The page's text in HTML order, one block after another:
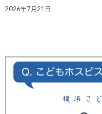
2026年7月21日